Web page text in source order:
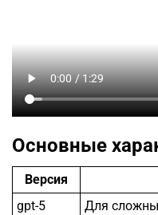
Основные
Версия
gpt-5
Для